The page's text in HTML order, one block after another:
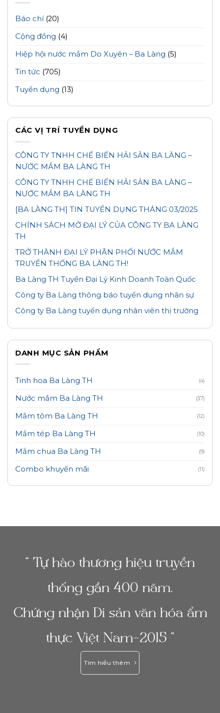
Báo chí(20)
Cộng đồng (4)
Hiệp hội nước mắm Do Xuyên – Ba Làng (5)
Tin tức (705)
Tuyển dụng (13)
CÁC VỊ TRÍ TUYỂN DỤNG
CÔNG TY TNHH CHẾ BIẾN HẢI SẢN BA LÀNG –
NƯỚC MẮM BA LÀNG TH
CÔNG TY TNHH CHẾ BIẾN HẢI SẢN BA LÀNG –
NƯỚC MẮM BA LÀNG TH
[BA LÀNG TH] TIN TUYỂN DỤNG THÁNG 03/2025
CHÍNH SÁCH MỞ ĐẠI LÝ CỦA CÔNG TY BA LÀNG
TH
TRỞ THÀNH ĐẠI LÝ PHÂN PHỐI NƯỚC MẮM
TRUYỀN THỐNG BA LÀNG TH!
Ba Làng TH Tuyển Đại Lý Kinh Doanh Toàn Quốc
Công ty Ba Làng thông báo tuyển dụng nhân sự
Công ty Ba Làng tuyển dụng nhân viên thị trường
DANH MỤC SẢN PHẨM
Tinh hoa Ba Làng TH (4)
Nước mắm Ba Làng TH (37)
Mắm tôm Ba Làng TH (12)
Mắm tép Ba Làng TH (10)
Mắm chua Ba Làng TH (9)
Combo khuyến mãi (11)
“ Tự hào thương hiệu truyền
thống gần 400 năm.
Chứng nhận Di sản văn hóa ẩm
thực Việt Nam-2015 ”
Tìm hiểu thêm